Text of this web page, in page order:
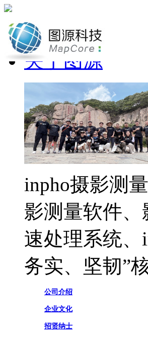
网站首页
关于图源
inpho摄影测
影测量软件
速处理系统、
务实、坚韧”
公司介绍
企业文化
招贤纳士